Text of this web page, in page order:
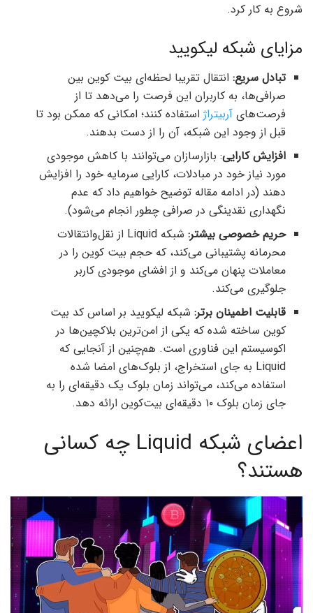
شروع به کار کرد.
مزایای شبکه لیکویید
تبادل سریع: انتقال تقریبا لحظه‌ای بیت کوین بین
صرافی‌ها، به کاربران این فرصت را می‌دهد تا از
فرصت‌های آربیتراژ استفاده کنند؛ امکانی که ممکن بود تا
قبل از وجود این شبکه، آن را از دست بدهند.
افزایش کارایی: بازارسازان می‌توانند با کاهش موجودی
مورد نیاز خود در مبادلات، کارایی سرمایه خود را افزایش
دهند (در ادامه مقاله توضیح خواهیم داد که عدم
نگهداری نقدینگی در صرافی چطور انجام می‌شود).
حریم خصوصی بیشتر:
شبکه Liquid از نقل‌وانتقالات
محرمانه پشتیبانی می‌کند، که حجم بیت کوین را در
معاملات پنهان می‌کند و از افشای موجودی کاربر
جلوگیری می‌کند.
قابلیت اطمینان برتر: شبکه لیکویید بر اساس کد بیت
کوین ساخته شده که یکی از امن‌ترین بلاکچین‌ها در
اکوسیستم این فناوری است. هم‌چنین از آنجایی که
Liquid به جای استخراج، از بلوک‌های امضا شده
استفاده می‌کند، می‌تواند زمان بلوک یک دقیقه‌ای را به‌
جای زمان بلوک ۱۰ دقیقه‌ای بیت‌کوین ارائه دهد.
اعضای شبکه Liquid چه کسانی
هستند؟